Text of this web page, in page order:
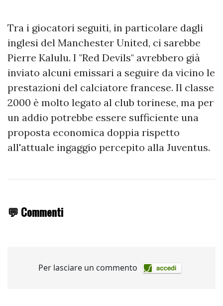
Tra i giocatori seguiti, in particolare dagli
inglesi del Manchester United, ci sarebbe
Pierre Kalulu. I "Red Devils" avrebbero già
inviato alcuni emissari a seguire da vicino le
prestazioni del calciatore francese. Il classe
2000 è molto legato al club torinese, ma per
un addio potrebbe essere sufficiente una
proposta economica doppia rispetto
all'attuale ingaggio percepito alla Juventus.
💬 Commenti